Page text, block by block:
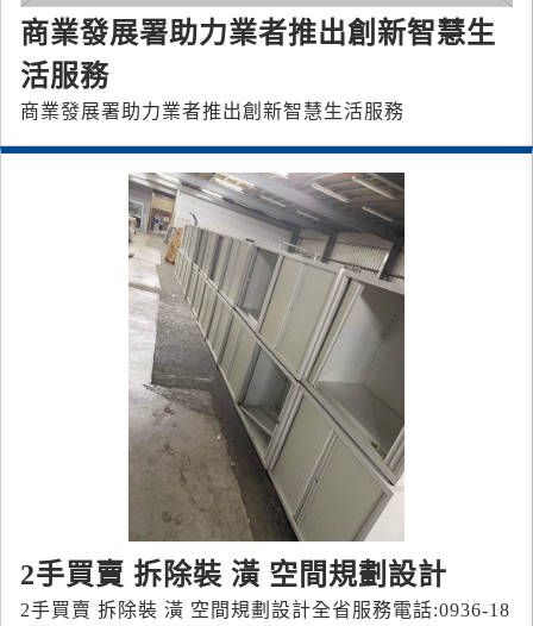
商業發展署助力業者推出創新智慧生
活服務
商業發展署助力業者推出創新智慧生活服務
2手買賣 拆除裝 潢 空間規劃設計
2手買賣 拆除裝 潢 空間規劃設計全省服務電話:0936-18